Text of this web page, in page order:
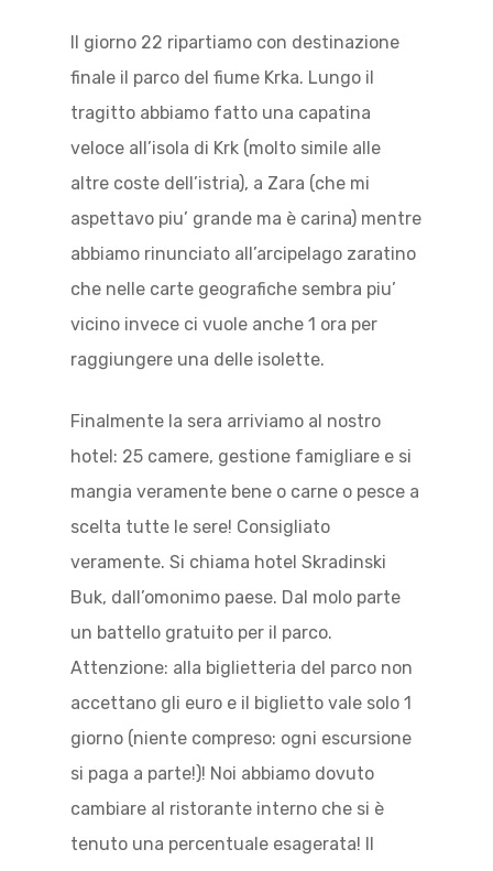
Il giorno 22 ripartiamo con destinazione
finale il parco del fiume Krka. Lungo il
tragitto abbiamo fatto una capatina
veloce all’isola di Krk (molto simile alle
altre coste dell’istria), a Zara (che mi
aspettavo piu’ grande ma è carina) mentre
abbiamo rinunciato all’arcipelago zaratino
che nelle carte geografiche sembra piu’
vicino invece ci vuole anche 1 ora per
raggiungere una delle isolette.
Finalmente la sera arriviamo al nostro
hotel: 25 camere, gestione famigliare e si
mangia veramente bene o carne o pesce a
scelta tutte le sere! Consigliato
veramente. Si chiama hotel Skradinski
Buk, dall’omonimo paese. Dal molo parte
un battello gratuito per il parco.
Attenzione: alla biglietteria del parco non
accettano gli euro e il biglietto vale solo 1
giorno (niente compreso: ogni escursione
si paga a parte!)! Noi abbiamo dovuto
cambiare al ristorante interno che si è
tenuto una percentuale esagerata! Il